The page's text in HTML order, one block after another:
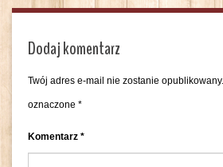
Dodaj komentarz
Twój adres e-mail nie zostanie opublikowany.
oznaczone *
Komentarz *